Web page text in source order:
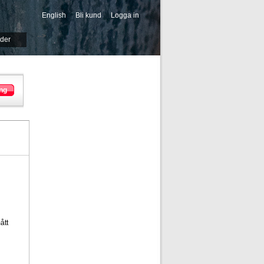
English Bli kund Logga in
-->